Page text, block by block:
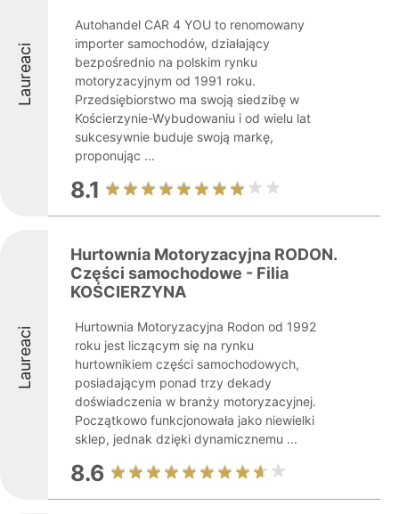
Laureaci
Autohandel CAR 4 YOU to renomowany
importer samochodów, działający
bezpośrednio na polskim rynku
motoryzacyjnym od 1991 roku.
Przedsiębiorstwo ma swoją siedzibę w
Kościerzynie-Wybudowaniu i od wielu lat
sukcesywnie buduje swoją markę,
proponując ...
8.1
Laureaci
Hurtownia Motoryzacyjna RODON.
Części samochodowe - Filia
KOŚCIERZYNA
Hurtownia Motoryzacyjna Rodon od 1992
roku jest liczącym się na rynku
hurtownikiem części samochodowych,
posiadającym ponad trzy dekady
doświadczenia w branży motoryzacyjnej.
Początkowo funkcjonowała jako niewielki
sklep, jednak dzięki dynamicznemu ...
8.6